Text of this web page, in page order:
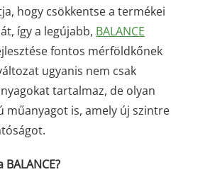
hogy csökkentse a termékei
így a legújabb, BALANCE
fontos mérföldkőnek
ugyanis nem csak
tartalmaz, de olyan
műanyagot is, amely új szintre